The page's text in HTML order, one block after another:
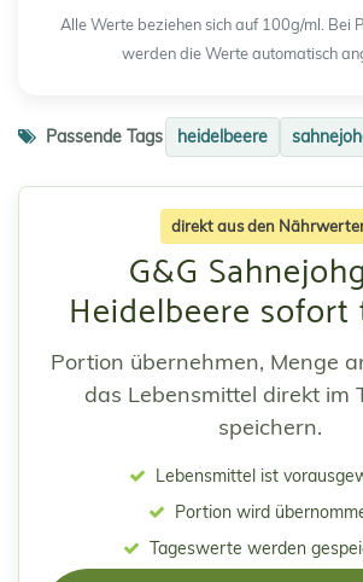
Alle Werte beziehen sich auf 100g/ml. Bei
werden die Werte automatisch
Passende Tags heidelbeere
direkt aus den
G&G
Heidelbeere sofort
Portion übernehmen, Menge
das Lebensmittel direkt im
speichern.
Lebensmittel ist
Portion wird
Tageswerte werden